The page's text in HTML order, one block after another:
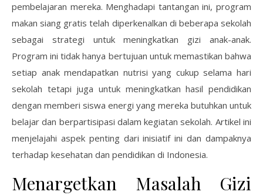
pembelajaran mereka. Menghadapi tantangan ini, program
makan siang gratis telah diperkenalkan di beberapa sekolah
sebagai strategi untuk meningkatkan gizi anak-anak.
Program ini tidak hanya bertujuan untuk memastikan bahwa
setiap anak mendapatkan nutrisi yang cukup selama hari
sekolah tetapi juga untuk meningkatkan hasil pendidikan
dengan memberi siswa energi yang mereka butuhkan untuk
belajar dan berpartisipasi dalam kegiatan sekolah. Artikel ini
menjelajahi aspek penting dari inisiatif ini dan dampaknya
terhadap kesehatan dan pendidikan di Indonesia.
Menargetkan Masalah Gizi